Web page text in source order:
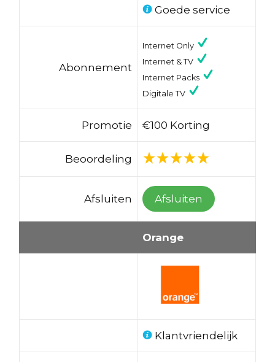
Goede service
Abonnement
Internet Only
Internet & TV
Internet Packs
Digitale TV
Promotie €100 Korting
Beoordeling
Afsluiten Afsluiten
Orange
Klantvriendelijk